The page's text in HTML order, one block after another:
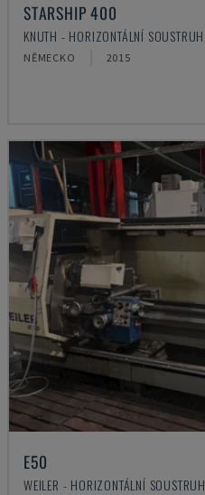
STARSHIP 400
KNUTH - HORIZONTÁLNÍ SOUSTRUH
NĚMECKO 2015
E50
WEILER - HORIZONTÁLNÍ SOUSTRUH